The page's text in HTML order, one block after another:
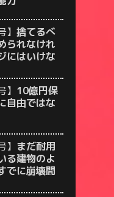
】 捨てるべ
られなけれ
にはいけな
】 10億円保
自由ではな
】 まだ耐用
る建物のよ
でに崩壊間